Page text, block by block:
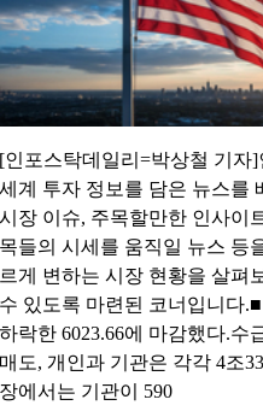
[인포스탁데일리=박상철 기자
세계 투자 정보를 담은 뉴스를
시장 이슈, 주목할만한 인사이
목들의 시세를 움직일 뉴스 등
르게 변하는 시장 현황을 살펴
수 있도록 마련된 코너입니다
하락한 6023.66에 마감했다.수
매도, 개인과 기관은 각각 4조
장에서는 기관이 590